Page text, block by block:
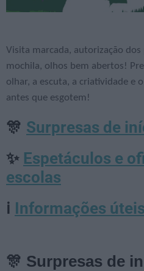
Visita marcada, autorização
mochila, olhos bem abertos!
olhar, a escuta, a criatividade e
antes que esgotem!
🎊 Surpresas de
✨ Espetáculos e
escolas
ℹ️ Informações
🎊 Surpresas de